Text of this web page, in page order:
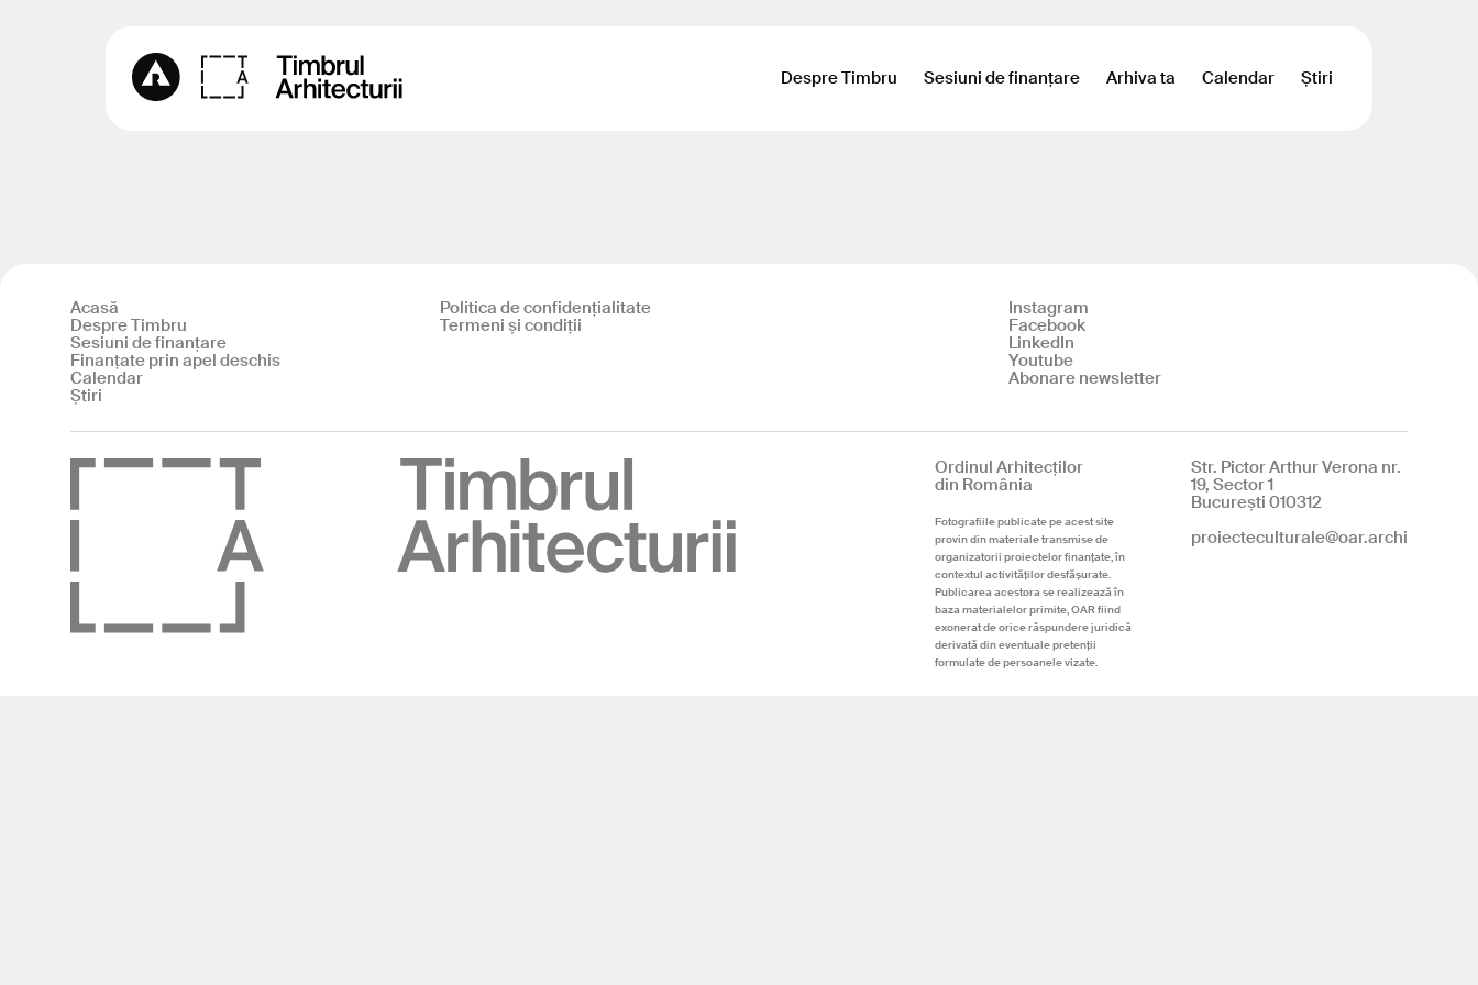
Despre Timbru Sesiuni de finanțare Arhiva ta Calendar Știri
Acasă
Despre Timbru
Sesiuni de finanțare
Finanțate prin apel deschis
Calendar
Știri
Politica de confidențialitate
Termeni și condiții
Instagram
Facebook
LinkedIn
Youtube
Abonare newsletter
Ordinul Arhitecților
din România
Fotografiile publicate pe acest site
provin din materiale transmise de
organizatorii proiectelor finanțate, în
contextul activităților desfășurate.
Publicarea acestora se realizează în
baza materialelor primite, OAR fiind
exonerat de orice răspundere juridică
derivată din eventuale pretenții
formulate de persoanele vizate.
Str. Pictor Arthur Verona nr.
19, Sector 1
București 010312
proiecteculturale@oar.archi